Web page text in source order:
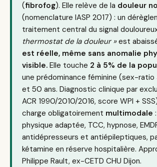
(fibrofog). Elle relève de la douleur
(nomenclature IASP 2017) : un
traitement central du signal
thermostat de la douleur »est
est réelle, même sans anomalie
visible. Elle touche 2 à 5% de la
une prédominance féminine (sex-ratio
et 50 ans. Diagnostic clinique par
ACR 1990/2010/2016, score WPI +
charge obligatoirement multimodale
physique adaptée, TCC, hypnose,
antidépresseurs et antiépileptiques,
kétamine en réserve hospitalière.
Philippe Rault, ex-CETD CHU Dijon.